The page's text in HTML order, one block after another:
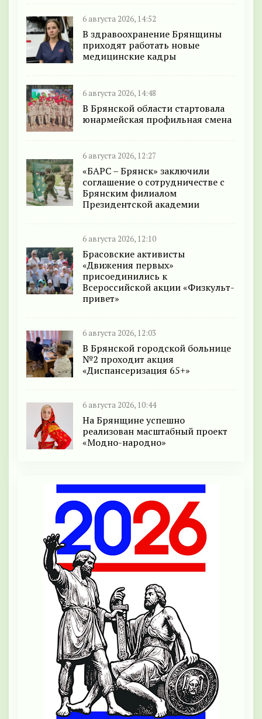
6 августа 2026, 14:52
В здравоохранение Брянщины
приходят работать новые
медицинские кадры
6 августа 2026, 14:48
В Брянской области стартовала
юнармейская профильная смена
6 августа 2026, 12:27
«БАРС – Брянск» заключили
соглашение о сотрудничестве с
Брянским филиалом
Президентской академии
6 августа 2026, 12:10
Брасовские активисты
«Движения первых»
присоединились к
Всероссийской акции «Физкульт-
привет»
6 августа 2026, 12:03
В Брянской городской больнице
№2 проходит акция
«Диспансеризация 65+»
6 августа 2026, 10:44
На Брянщине успешно
реализован масштабный проект
«Модно-народно»